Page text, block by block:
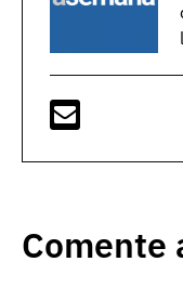
Comente